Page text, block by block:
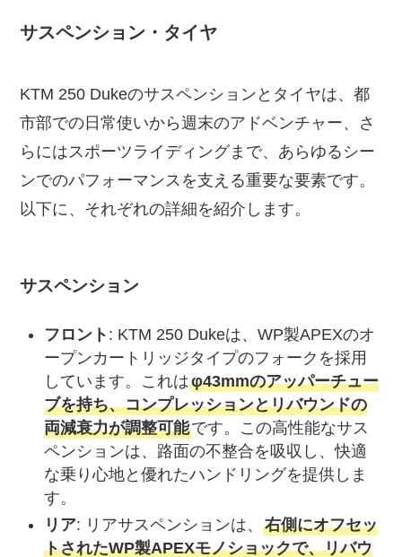
サスペンション・タイヤ
KTM 250 Dukeのサスペンションとタイヤは、都
市部での日常使いから週末のアドベンチャー、さ
らにはスポーツライディングまで、あらゆるシー
ンでのパフォーマンスを支える重要な要素です。
以下に、それぞれの詳細を紹介します。
サスペンション
フロント : KTM 250 Dukeは、WP製APEXのオ
ープンカートリッジタイプのフォークを採用
しています。これはφ43mmのアッパーチュー
ブを持ち、コンプレッションとリバウンドの
両減衰力が調整可能です。この高性能なサス
ペンションは、路面の不整合を吸収し、快適
な乗り心地と優れたハンドリングを提供しま
す。
リア: リアサスペンションは、右側にオフセッ
トされたWP製APEXモノショックで、リバウ